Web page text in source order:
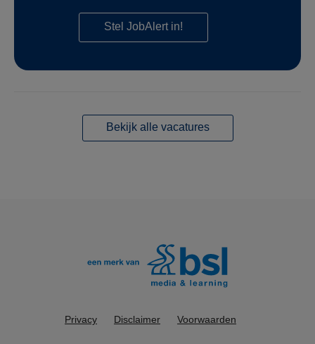
Stel JobAlert in!
Bekijk alle vacatures
Privacy Disclaimer Voorwaarden